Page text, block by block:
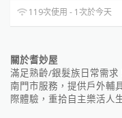
119次使用 - 1次於今天
關於耆妙屋
滿足熟齡/銀髮族日常需
南門市服務，提供戶外輔
際體驗，重拾自主樂活人